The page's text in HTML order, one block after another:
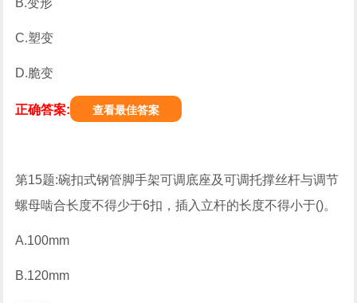
B.变形
C.塑变
D.脆变
正确答案: 查看最佳答案
第15题:碗扣式钢管脚手架可调底座及可调托撑丝杆与调节
螺母啮合长度不得少于6扣，插入立杆的长度不得小于()。
A.100mm
B.120mm